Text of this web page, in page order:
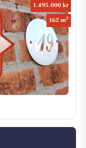
1.495.000 kr
162 m2